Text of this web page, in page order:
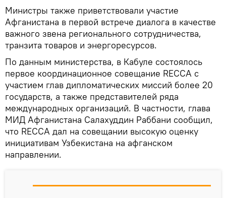
Министры также приветствовали участие
Афганистана в первой встрече диалога в качестве
важного звена регионального сотрудничества,
транзита товаров и энергоресурсов.
По данным министерства, в Кабуле состоялось
первое координационное совещание RECCA с
участием глав дипломатических миссий более 20
государств, а также представителей ряда
международных организаций. В частности, глава
МИД Афганистана Салахуддин Раббани сообщил,
что RECCA дал на совещании высокую оценку
инициативам Узбекистана на афганском
направлении.